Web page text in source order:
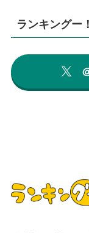
ランキングー